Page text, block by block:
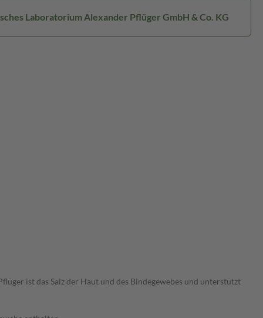
Laboratorium Alexander Pflüger GmbH & Co. KG
ist das Salz der Haut und des Bindegewebes und unterstützt